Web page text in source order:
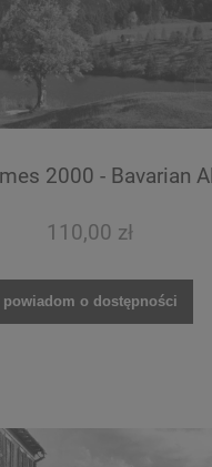
2000 - Bavarian
110,00 zł
powiadom o dostępności